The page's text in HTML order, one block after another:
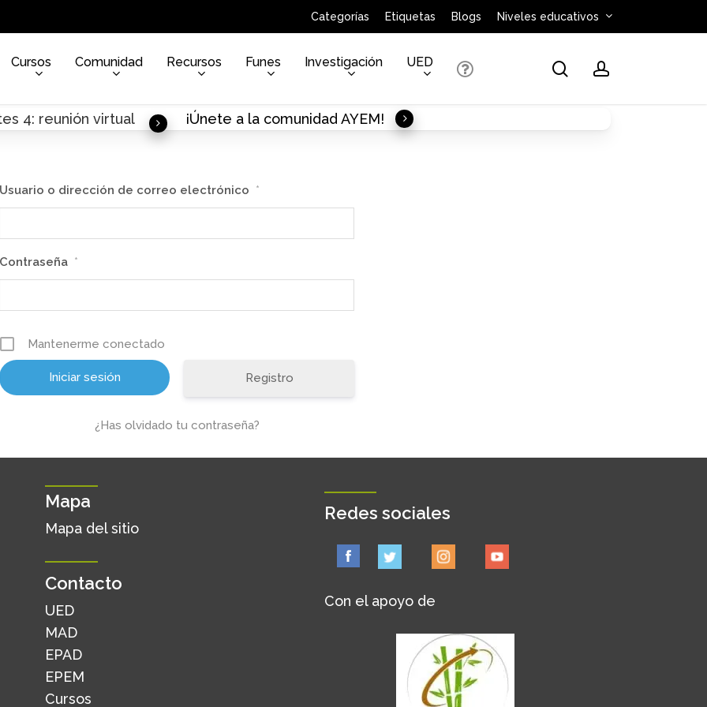
Categorías Etiquetas Blogs Niveles educativos
Cursos Comunidad Recursos Funes Investigación UED searchaccount
4: reunión virtual ¡Únete a la comunidad AYEM!
Usuario o dirección de correo electrónico *
Contraseña *
Mantenerme conectado
Registro
¿Has olvidado tu contraseña?
Mapa
Mapa del sitio
Contacto
UED
MAD
EPAD
EPEM
Cursos
Redes sociales
Con el apoyo de